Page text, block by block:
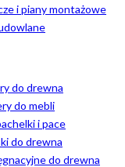
i piany montażowe
do drewna
do mebli
i pace
do drewna
do drewna